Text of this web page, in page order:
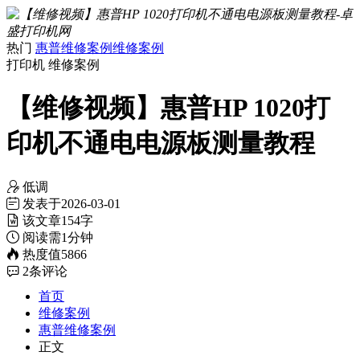
热门 惠普维修案例维修案例
打印机 维修案例
【维修视频】惠普HP 1020打
印机不通电电源板测量教程
低调
发表于2026-03-01
该文章154字
阅读需1分钟
热度值5866
2条评论
首页
维修案例
惠普维修案例
正文